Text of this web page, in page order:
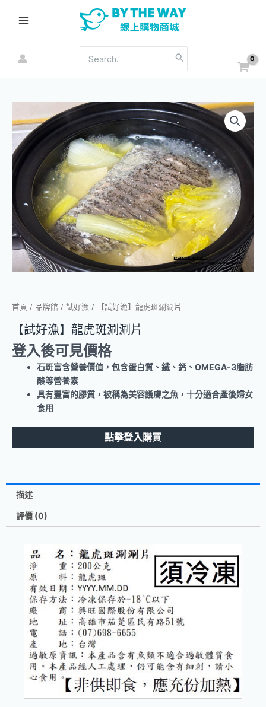
尋：
首頁 / 品牌館 / 試好漁 / 【試好漁】龍虎斑涮涮片
【試好漁】龍虎斑涮涮片
登入後可見價格
石斑富含營養價值，包含蛋白質、鐵、鈣、OMEGA-3脂肪
酸等營養素
具有豐富的膠質，被稱為美容護膚之魚，十分適合產後婦女
食用
點擊登入購買
描述
評價 (0)